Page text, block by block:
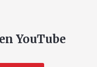
YouTube